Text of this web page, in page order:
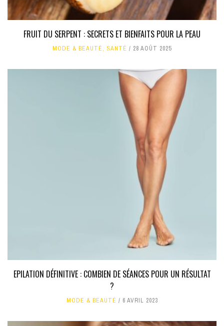
FRUIT DU SERPENT : SECRETS ET BIENFAITS POUR LA PEAU
MODE & BEAUTÉ, SANTÉ 28 AOÛT 2025
EPILATION DÉFINITIVE : COMBIEN DE SÉANCES POUR UN RÉSULTAT
?
MODE & BEAUTÉ 6 AVRIL 2023